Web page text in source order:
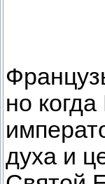
но
духа и